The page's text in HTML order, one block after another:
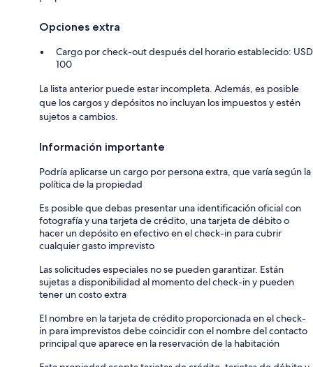
Opciones extra
Cargo por check-out después del horario establecido: USD
100
La lista anterior puede estar incompleta. Además, es posible
que los cargos y depósitos no incluyan los impuestos y estén
sujetos a cambios.
Información importante
Podría aplicarse un cargo por persona extra, que varía según la
política de la propiedad
Es posible que debas presentar una identificación oficial con
fotografía y una tarjeta de crédito, una tarjeta de débito o
hacer un depósito en efectivo en el check-in para cubrir
cualquier gasto imprevisto
Las solicitudes especiales no se pueden garantizar. Están
sujetas a disponibilidad al momento del check-in y pueden
tener un costo extra
El nombre en la tarjeta de crédito proporcionada en el check-
in para imprevistos debe coincidir con el nombre del contacto
principal que aparece en la reservación de la habitación